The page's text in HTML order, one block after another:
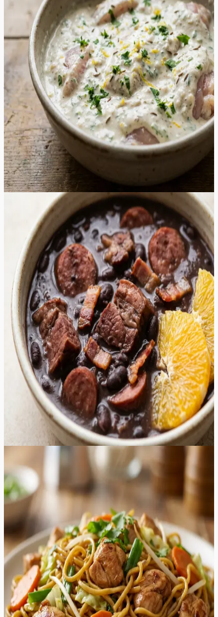
See erakordselt rammus ja siidine marinaad muudab
kanafilee või kintsuliha uskumatult pehmeks ja
mahlaseks. Jogurtis sisalduvad piimahapped lõhustavad
õrnalt lihakiude, tagades tulemuse, mis sulab suus ega
muutu grillimisel kuivaks. Värske sidrunimahl ja riivitud
sidrunikoor lisavad vajalikku hapukust ja eredat
tsitruselist nooti, mis tasakaalustab jogurti täidlust.
Värskelt hakitud petersell ja vürtsköömen loovad sügava
ja aromaatse maitsebuketi, mis täidab õue isuäratava
lõhnaga juba esimestest minutitest grillil. See marinaad
on ideaalne valik soojadeks suveõhtuteks, pakkudes
kergemat ja tervislikumat alternatiivi traditsioonilistele
äädikapõhistele marinaadidele. Valmis šašlõkk on pealt
kaunilt kuldpruun ja seest voolavalt mahlane, sobides
suurepäraselt nautimiseks koos värskete salatite või
grillitud köögiviljadega igal aiapeol.
30min
4tk
5.0Hinnang:(3)
Brasiilia lihapada ehk feijoada
See tummine ja sügavate maitsetega lihapada on tõeline
mugavustoit, mis pakub rikkaliku ja rahuldustpakkuva
maitseelamuse igale lihasõbrale. Roa süda on aeglaselt
hautatud mustad oad, mis imevad endasse suitsuse
peekoni, vürtsika vorsti ja pehme sealiha mahlad,
tekitades sametise ja paksu kastme. Iga suutäis on täis
erinevaid tekstuure – alates muredaks keenud seapraest
kuni krõmpsuvate peekonitükkideni. Suitsused alatoonid
segunevad küüslaugu ja sibula magususega, luues
umami-rikka terviku, mis soojendab hinge ka kõige
külmemal talveõhtul. Serveerimisel lisatavad värsked
apelsiniviilud toovad esile vajaliku happesuse ja
tsitruselise värskuse, mis tasakaalustab ideaalselt liha
rammusust. See on suurepärane valik suuremateks
koosviibimisteks, kus soovitakse pakkuda midagi toitvat,
erilist ja meeldejäävat. Roa aroom, mis täidab köögi pika
hautamisprotsessi vältel, kutsub külalised juba varakult
lauda ootama.
Kana Chow Mein
Kana Chow Mein on Hiina köögi klassika, mis pakub
sügavaid umami maitseid, krõmpsuvaid köögivilju ja
täiuslikult praetud nuudleid. See retsept on loodud
pakkuma autentset "takeout" kogemust otse teie
koduköögis, kuid märksa tervislikumal ja värskemal
moel. Roog on eriline tänu oma tasakaalustatud
kastmele, mis ühendab austrikastme soolaka sügavuse,
sojakastme umami, seesamiõli pähklise aroomi ja suhkru
õrna magususe. Valmistamine toimub ühel pannil või
vokkpannil, mis teeb sellest ideaalse lahenduse kiireks ja
maitsvaks õhtusöögiks. Krõmpsuv kapsas, magus
porgand ja küüslaugu aromaatne lõhn täiendavad
ideaalselt mahlaseid kanaribasid ja kergelt krõbedaks